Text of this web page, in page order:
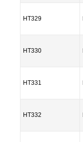
HT329
HT330
HT331
HT332